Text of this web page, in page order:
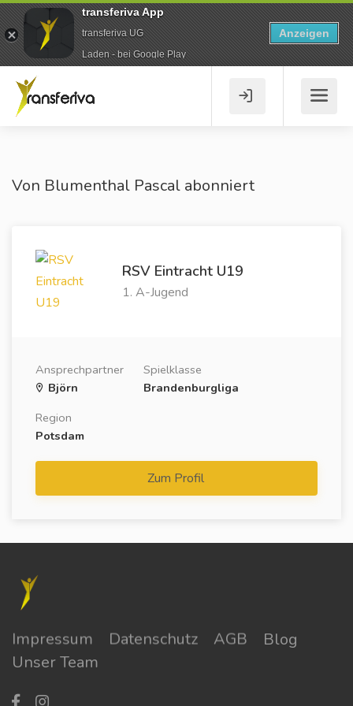
Von Blumenthal Pascal abonniert
RSV Eintracht U19
1. A-Jugend
Ansprechpartner
Björn
Spielklasse
Brandenburgliga
Region
Potsdam
Zum Profil
Impressum Datenschutz AGB
Blog
Unser Team
transferiva App
transferiva UG
Laden - bei Google Play
Anzeigen